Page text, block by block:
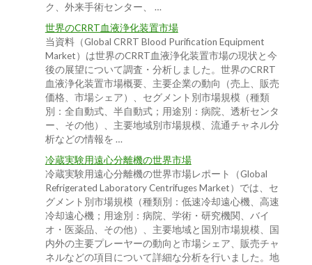
ク、外来手術センター、 …
世界のCRRT血液浄化装置市場
当資料（Global CRRT Blood Purification Equipment
Market）は世界のCRRT血液浄化装置市場の現状と今
後の展望について調査・分析しました。世界のCRRT
血液浄化装置市場概要、主要企業の動向（売上、販売
価格、市場シェア）、セグメント別市場規模（種類
別：全自動式、半自動式；用途別：病院、透析センタ
ー、その他）、主要地域別市場規模、流通チャネル分
析などの情報を …
冷蔵実験用遠心分離機の世界市場
冷蔵実験用遠心分離機の世界市場レポート（Global
Refrigerated Laboratory Centrifuges Market）では、セ
グメント別市場規模（種類別：低速冷却遠心機、高速
冷却遠心機；用途別：病院、学術・研究機関、バイ
オ・医薬品、その他）、主要地域と国別市場規模、国
内外の主要プレーヤーの動向と市場シェア、販売チャ
ネルなどの項目について詳細な分析を行いました。地